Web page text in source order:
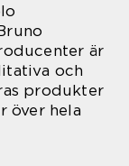
är
och
produkter
över hela